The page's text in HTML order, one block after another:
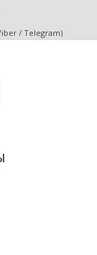
/ Telegram)